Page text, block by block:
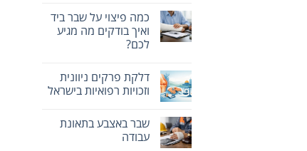
כמה פיצוי על שבר ביד
ואיך בודקים מה מגיע
לכם?
דלקת פרקים ניוונית
וזכויות רפואיות בישראל
שבר באצבע בתאונת
עבודה